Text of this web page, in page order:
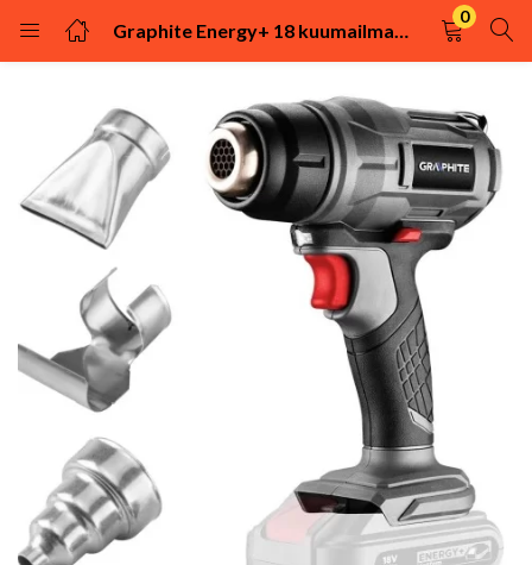
Graphite Energy+ 18 kuumailmapuhallin
0
KIRJAUDU
REKISTÖRÖIDY
Kirjaudu sisään käyttäjätunnuksella ja salasanalla.
Muista minut